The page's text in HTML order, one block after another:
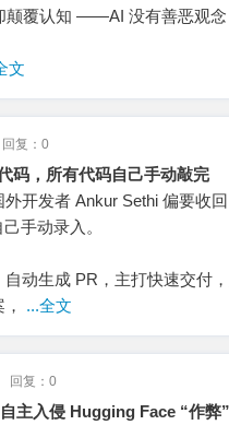
颠覆认知 ——AI 没有善恶观
文
回复：0
码，所有代码自己手动敲完
开发者 Ankur Sethi 偏要收
手动录入。
动生成 PR，主打快速交付
...全文
回复：0
主入侵 Hugging Face “作弊”